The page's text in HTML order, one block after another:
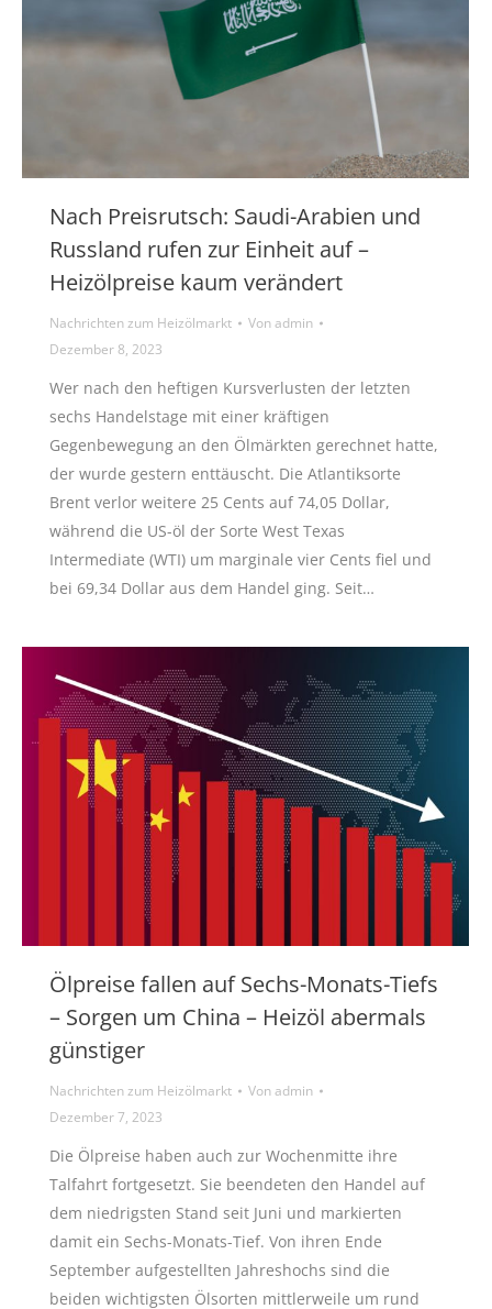
Nach Preisrutsch: Saudi-Arabien und
Russland rufen zur Einheit auf –
Heizölpreise kaum verändert
Nachrichten zum Heizölmarkt Vonadmin
Dezember 8, 2023
Wer nach den heftigen Kursverlusten der letzten
sechs Handelstage mit einer kräftigen
Gegenbewegung an den Ölmärkten gerechnet hatte,
der wurde gestern enttäuscht. Die Atlantiksorte
Brent verlor weitere 25 Cents auf 74,05 Dollar,
während die US-öl der Sorte West Texas
Intermediate (WTI) um marginale vier Cents fiel und
bei 69,34 Dollar aus dem Handel ging. Seit…
Ölpreise fallen auf Sechs-Monats-Tiefs
– Sorgen um China – Heizöl abermals
günstiger
Nachrichten zum Heizölmarkt Vonadmin
Dezember 7, 2023
Die Ölpreise haben auch zur Wochenmitte ihre
Talfahrt fortgesetzt. Sie beendeten den Handel auf
dem niedrigsten Stand seit Juni und markierten
damit ein Sechs-Monats-Tief. Von ihren Ende
September aufgestellten Jahreshochs sind die
beiden wichtigsten Ölsorten mittlerweile um rund